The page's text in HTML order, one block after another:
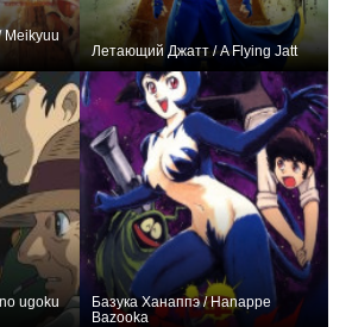
Meikyuu
Летающий Джатт / A Flying Jatt
ugoku
Базука Ханаппэ / Hanappe
Bazooka